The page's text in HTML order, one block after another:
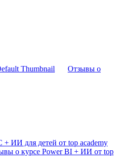
Отзывы о
ИИ для детей от top academy
о курсе Power BI + ИИ от top